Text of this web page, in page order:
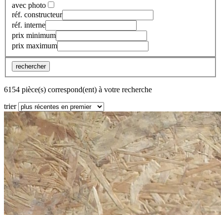
avec photo
réf. constructeur
réf. interne
prix minimum
prix maximum
rechercher
6154 pièce(s) correspond(ent) à votre recherche
trier